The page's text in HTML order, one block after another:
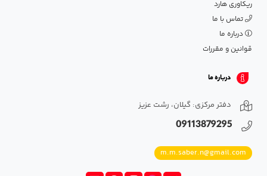
ریکاوری هارد
تماس با ما
درباره ما
قوانین و مقررات
درباره ما
دفتر مرکزی: گیلان، رشت عزیز
09113879295
m.m.saber.n@gmail.com